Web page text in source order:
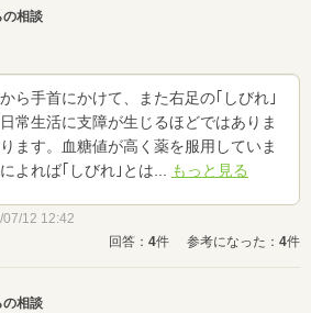
の相談
ら手首にかけて、また右足の｢しびれ｣
常生活に支障が生じるほどではありま
ます。血糖値が高く薬を服用していま
よれば｢しびれ｣とは... もっと見る
12 12:42
回答： 4件 参考になった： 4件
の相談